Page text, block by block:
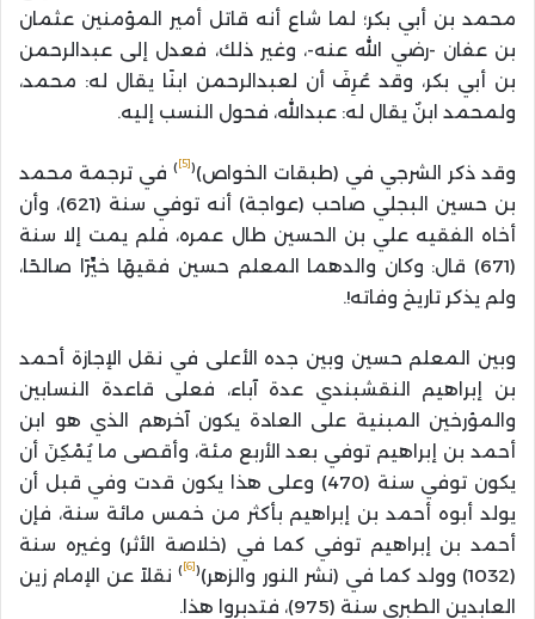
محمد بن أبي بكر؛ لما شاع أنه قاتل أمير المؤمنين عثمان
بن عفان -رضي الله عنه-، وغير ذلك، فعدل إلى عبدالرحمن
بن أبي بكر، وقد عُرِفَ أن لعبدالرحمن ابنًا يقال له: محمد،
ولمحمد ابنٌ يقال له: عبدالله، فحول النسب إليه.
وقد ذكر الشرجي في (طبقات الخواص)(
[5]
) في ترجمة محمد
بن حسين البجلي صاحب (عواجة) أنه توفي سنة (621)، وأن
أخاه الفقيه علي بن الحسين طال عمره، فلم يمت إلا سنة
(671) قال: وكان والدهما المعلم حسين فقيهًا خيِّرًا صالحًا،
ولم يذكر تاريخ وفاته!.
وبين المعلم حسين وبين جده الأعلى في نقل الإجازة أحمد
بن إبراهيم النقشبندي عدة آباء، فعلى قاعدة النسابين
والمؤرخين المبنية على العادة يكون آخرهم الذي هو ابن
أحمد بن إبراهيم توفي بعد الأربع مئة، وأقصى ما يُمْكِنَ أن
يكون توفي سنة (470) وعلى هذا يكون قدت وفي قبل أن
يولد أبوه أحمد بن إبراهيم بأكثر من خمس مائة سنة، فإن
أحمد بن إبراهيم توفي كما في (خلاصة الأثر) وغيره سنة
(1032) وولد كما في (نشر النور والزهر)
(
[6]
)نقلاً عن الإمام زين
العابدين الطبري سنة (975)، فتدبروا هذا.